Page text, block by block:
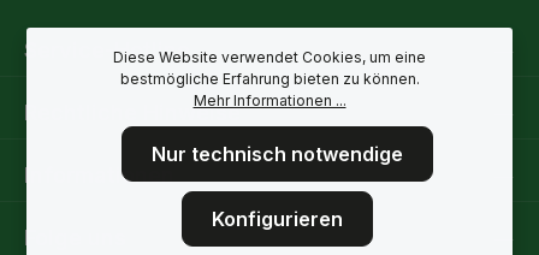
Service-Hotline
Rechtliche Hinweise
Informationen
Folge uns
Diese Website verwendet Cookies, um eine
bestmögliche Erfahrung bieten zu können.
Mehr Informationen ...
Nur technisch notwendige
Konfigurieren